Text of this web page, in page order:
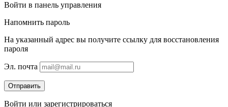
Войти в панель управления
Напомнить пароль
На указанный адрес вы получите ссылку для восстановления
пароля
Эл. почта
Отправить
Войти или зарегистрироваться